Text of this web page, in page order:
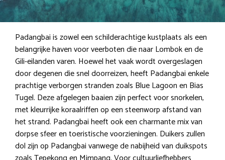
Padangbai is zowel een schilderachtige kustplaats als een
belangrijke haven voor veerboten die naar Lombok en de
Gili-eilanden varen. Hoewel het vaak wordt overgeslagen
door degenen die snel doorreizen, heeft Padangbai enkele
prachtige verborgen stranden zoals Blue Lagoon en Bias
Tugel. Deze afgelegen baaien zijn perfect voor snorkelen,
met kleurrijke koraalriffen op een steenworp afstand van
het strand. Padangbai heeft ook een charmante mix van
dorpse sfeer en toeristische voorzieningen. Duikers zullen
dol zijn op Padangbai vanwege de nabijheid van duikspots